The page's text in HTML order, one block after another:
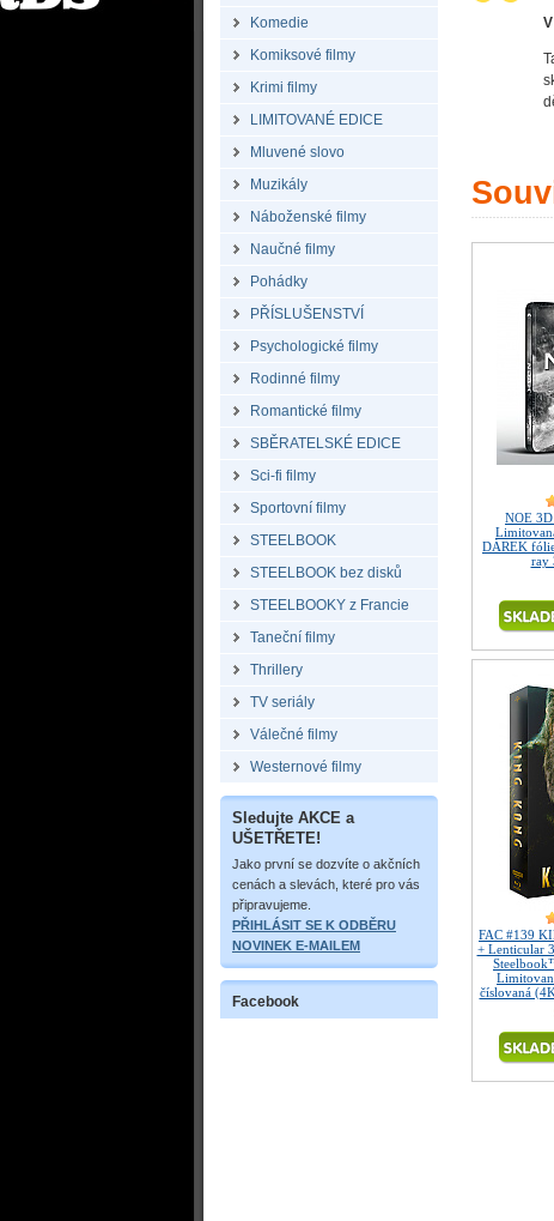
Komedie
Komiksové filmy
Krimi filmy
LIMITOVANÉ EDICE
Mluvené slovo
Muzikály
Náboženské filmy
Naučné filmy
Pohádky
PŘÍSLUŠENSTVÍ
Psychologické filmy
Rodinné filmy
Romantické filmy
SBĚRATELSKÉ EDICE
Sci-fi filmy
Sportovní filmy
STEELBOOK
STEELBOOK bez disků
STEELBOOKY z Francie
Taneční filmy
Thrillery
TV seriály
Válečné filmy
Westernové filmy
Sledujte AKCE a
UŠETŘETE!
Jako první se dozvíte o akčních
cenách a slevách, které pro vás
připravujeme.
PŘIHLÁSIT SE K ODBĚRU
NOVINEK E-MAILEM
Facebook
NOE
DÁREK
ray
FAC #139
+ Lenticular
číslovaná